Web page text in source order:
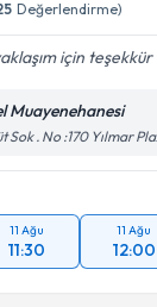
Değerlendirme)
için
Muayenehanesi
. No :170 Yılmar
11 Ağu
11:30
11 Ağu
12:00